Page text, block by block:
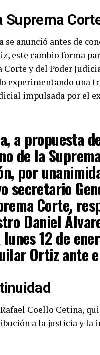
Suprema
se anunció antes de
este cambio forma
y del Poder
experimentando
impulsada por el
a propuesta
de la
por
secretario
Corte,
Daniel
12 de
Ortiz ante
Coello Cetina,
a la justicia y